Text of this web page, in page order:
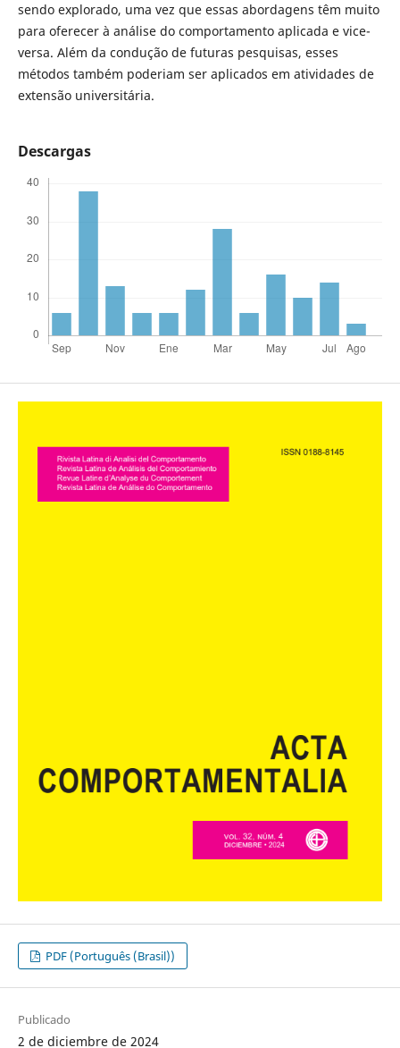
sendo explorado, uma vez que essas abordagens têm muito
para oferecer à análise do comportamento aplicada e vice-
versa. Além da condução de futuras pesquisas, esses
métodos também poderiam ser aplicados em atividades de
extensão universitária.
Descargas
PDF (Português (Brasil))
Publicado
2 de diciembre de 2024